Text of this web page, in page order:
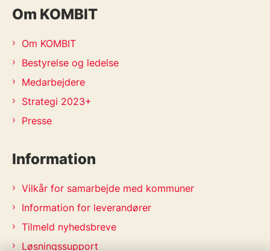
Om KOMBIT
Om KOMBIT
Bestyrelse og ledelse
Medarbejdere
Strategi 2023+
Presse
Information
Vilkår for samarbejde med kommuner
Information for leverandører
Tilmeld nyhedsbreve
Løsningssupport